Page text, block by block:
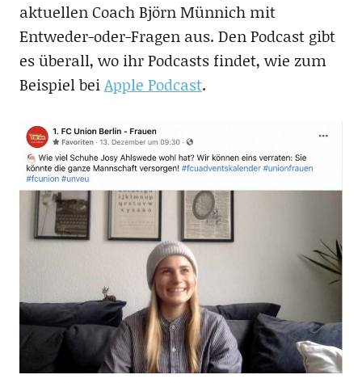
aktuellen Coach Björn Münnich mit
Entweder-oder-Fragen aus. Den Podcast gibt
es überall, wo ihr Podcasts findet, wie zum
Beispiel beiApple Podcast.